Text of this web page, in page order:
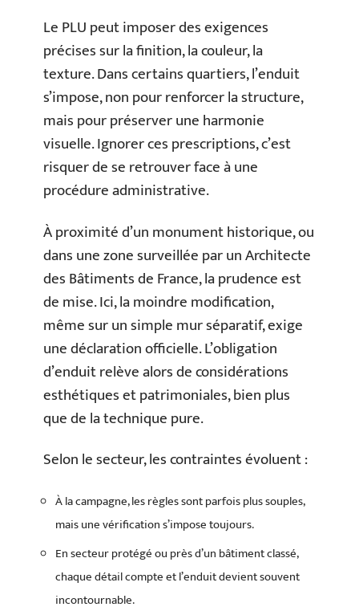
Le PLU peut imposer des exigences
précises sur la finition, la couleur, la
texture. Dans certains quartiers, l’enduit
s’impose, non pour renforcer la structure,
mais pour préserver une harmonie
visuelle. Ignorer ces prescriptions, c’est
risquer de se retrouver face à une
procédure administrative.
À proximité d’un monument historique, ou
dans une zone surveillée par un Architecte
des Bâtiments de France, la prudence est
de mise. Ici, la moindre modification,
même sur un simple mur séparatif, exige
une déclaration officielle. L’obligation
d’enduit relève alors de considérations
esthétiques et patrimoniales, bien plus
que de la technique pure.
Selon le secteur, les contraintes évoluent :
À la campagne, les règles sont parfois plus souples,
mais une vérification s’impose toujours.
En secteur protégé ou près d’un bâtiment classé,
chaque détail compte et l’enduit devient souvent
incontournable.